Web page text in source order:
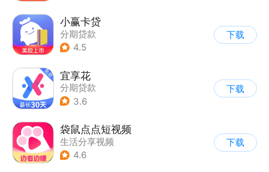
小赢卡贷
分期贷款
4.5
下载
宜享花
分期贷款
3.6
下载
袋鼠点点短视频
生活分享视频
4.6
下载